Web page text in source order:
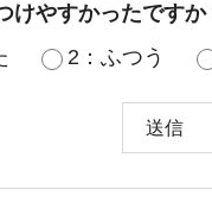
けやすかったですか
2：ふつう